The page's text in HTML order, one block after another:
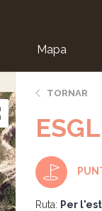
Mapa
TORNAR
Ruta: Per